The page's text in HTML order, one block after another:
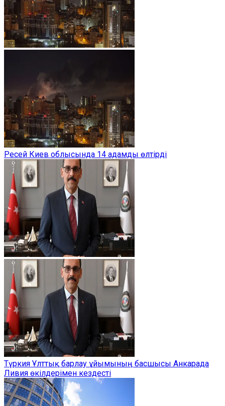
Ресей Киев облысында 14 адамды өлтірді
Түркия Ұлттық барлау ұйымының басшысы Анкарада
Ливия өкілдерімен кездесті